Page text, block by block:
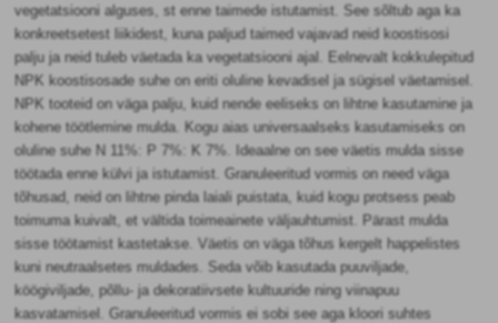
vegetatsiooni alguses, st enne taimede istutamist. See sõltub aga ka
konkreetsetest liikidest, kuna paljud taimed vajavad neid koostisosi
palju ja neid tuleb väetada ka vegetatsiooni ajal. Eelnevalt kokkulepitud
NPK koostisosade suhe on eriti oluline kevadisel ja sügisel väetamisel.
NPK tooteid on väga palju, kuid nende eeliseks on lihtne kasutamine ja
kohene töötlemine mulda. Kogu aias universaalseks kasutamiseks on
oluline suhe N 11%: P 7%: K 7%. Ideaalne on see väetis mulda sisse
töötada enne külvi ja istutamist. Granuleeritud vormis on need väga
tõhusad, neid on lihtne pinda laiali puistata, kuid kogu protsess peab
toimuma kuivalt, et vältida toimeainete väljauhtumist. Pärast mulda
sisse töötamist kastetakse. Väetis on väga tõhus kergelt happelistes
kuni neutraalsetes muldades. Seda võib kasutada puuviljade,
köögiviljade, põllu- ja dekoratiivsete kultuuride ning viinapuu
kasvatamisel. Granuleeritud vormis ei sobi see aga kloori suhtes